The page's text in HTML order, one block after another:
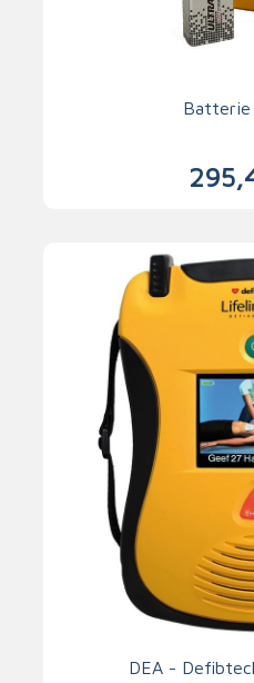
Batterie
DEA -